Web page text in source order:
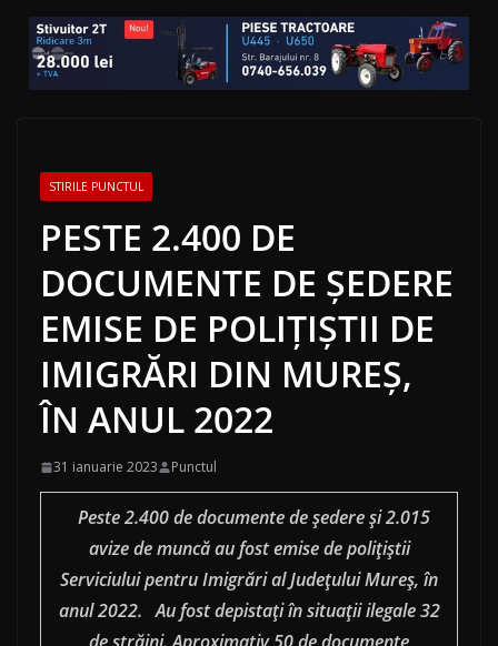
STIRILE PUNCTUL
PESTE 2.400 DE
DOCUMENTE DE ȘEDERE
EMISE DE POLIȚIȘTII DE
IMIGRĂRI DIN MUREȘ,
ÎN ANUL 2022
31 ianuarie 2023 Punctul
Peste 2.400 de documente de ședere și 2.015
avize de muncă au fost emise de polițiștii
Serviciului pentru Imigrări al Județului Mureș, în
anul 2022. Au fost depistați în situații ilegale 32